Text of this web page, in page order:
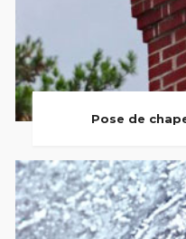
Pose de